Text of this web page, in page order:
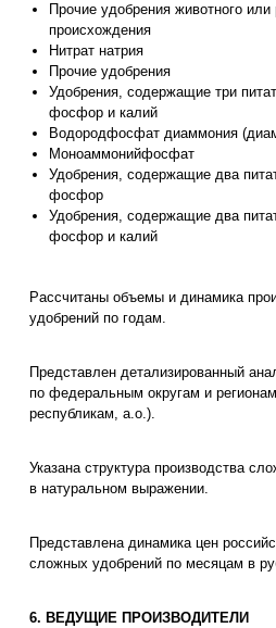
Прочие удобрения животного или
происхождения
Нитрат натрия
Прочие удобрения
Удобрения, содержащие три
фосфор и калий
Водородфосфат диаммония
Моноаммонийфосфат
Удобрения, содержащие два
фосфор
Удобрения, содержащие два
фосфор и калий
Рассчитаны объемы и динамика
удобрений по годам.
Представлен детализированный
по федеральным округам и
республикам, а.о.).
Указана структура производства
в натуральном выражении.
Представлена динамика цен
сложных удобрений по месяцам в
6. ВЕДУЩИЕ ПРОИЗВОДИТЕЛИ